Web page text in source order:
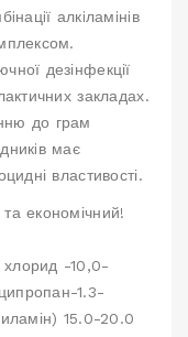
алкiламiнiв
дезінфекції
закладах.
до грам
має
властивості.
економічний!
хлорид -10,0-
1.3-
15.0-20.0